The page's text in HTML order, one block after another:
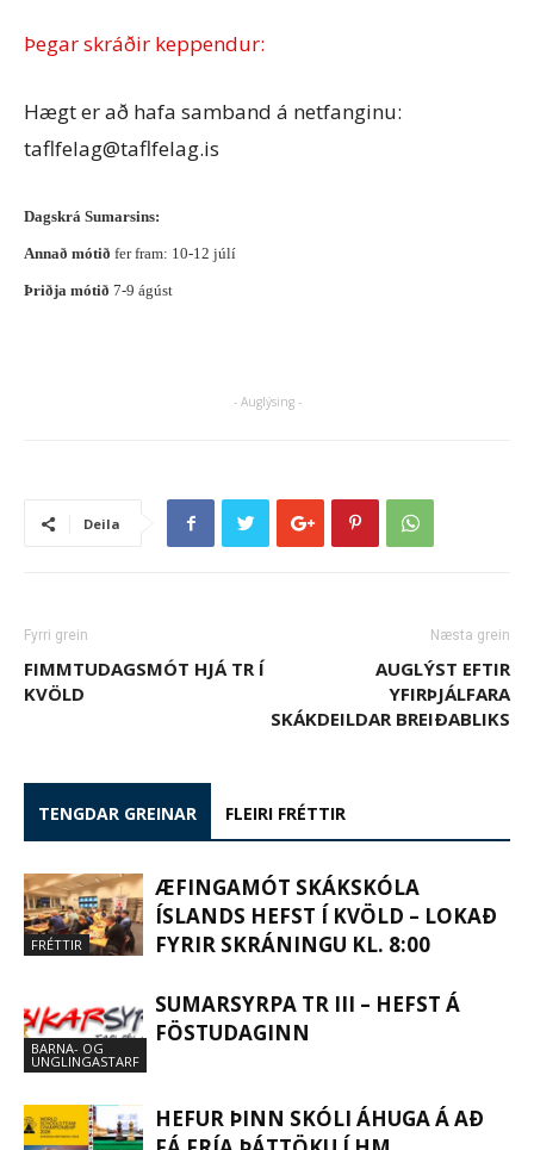
Þegar skráðir keppendur:
Hægt er að hafa samband á netfanginu:
taflfelag@taflfelag.is
Dagskrá Sumarsins:
Annað mótið fer fram: 10-12 júlí
Þriðja mótið 7-9 ágúst
- Auglýsing -
Deila
Fyrri grein
FIMMTUDAGSMÓT HJÁ TR Í
KVÖLD
Næsta grein
AUGLÝST EFTIR
YFIRÞJÁLFARA
SKÁKDEILDAR BREIÐABLIKS
TENGDAR GREINAR FLEIRI FRÉTTIR
FRÉTTIR
ÆFINGAMÓT SKÁKSKÓLA
ÍSLANDS HEFST Í KVÖLD – LOKAÐ
FYRIR SKRÁNINGU KL. 8:00
BARNA- OG
UNGLINGASTARF
SUMARSYRPA TR III – HEFST Á
FÖSTUDAGINN
HEFUR ÞINN SKÓLI ÁHUGA Á AÐ